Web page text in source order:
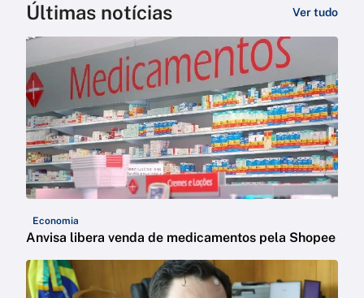
Últimas notícias Ver tudo
Economia
Anvisa libera venda de medicamentos pela Shopee